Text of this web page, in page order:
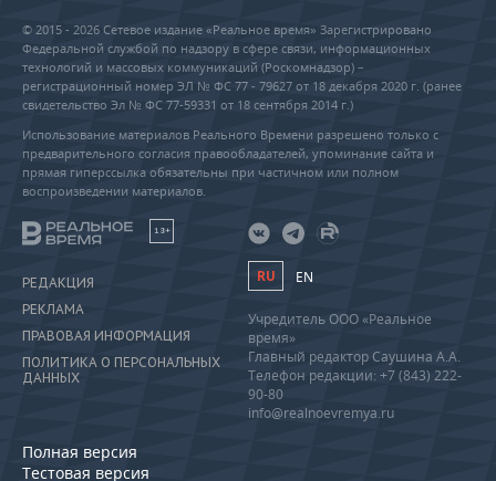
© 2015 - 2026 Сетевое издание «Реальное время» Зарегистрировано
Федеральной службой по надзору в сфере связи, информационных
технологий и массовых коммуникаций (Роскомнадзор) –
регистрационный номер ЭЛ № ФС 77 - 79627 от 18 декабря 2020 г. (ранее
свидетельство Эл № ФС 77-59331 от 18 сентября 2014 г.)
Использование материалов Реального Времени разрешено только с
предварительного согласия правообладателей, упоминание сайта и
прямая гиперссылка обязательны при частичном или полном
воспроизведении материалов.
18+
РЕДАКЦИЯ
РЕКЛАМА
ПРАВОВАЯ ИНФОРМАЦИЯ
ПОЛИТИКА О ПЕРСОНАЛЬНЫХ
ДАННЫХ
Полная версия
Тестовая версия
RU EN
Учредитель ООО «Реальное
время»
Главный редактор Саушина А.А.
Телефон редакции: +7 (843) 222-
90-80
info@realnoevremya.ru